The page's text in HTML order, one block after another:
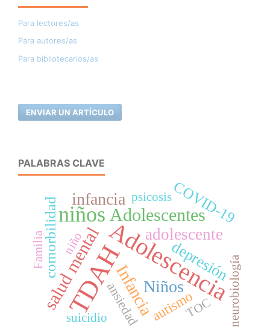
Para lectores/as
Para autores/as
Para bibliotecarios/as
ENVIAR UN ARTÍCULO
PALABRAS CLAVE
TDAHAdolescencia
niños Adolescentes
salud mentalInfanciaNiños
infancia
adolescente
depresión
comorbilidad COVID-19
autismo
ansiedad TOC
Familia
psicosis
neurobiología
suicidio
niño